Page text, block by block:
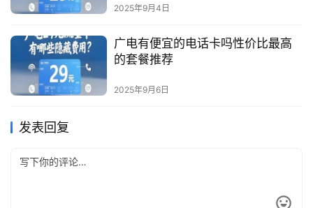
2025年9月4日
广电有便宜的电话卡吗性价比最高
的套餐推荐
2025年9月6日
发表回复